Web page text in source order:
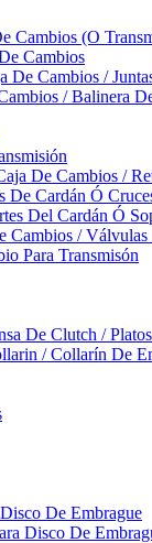
Cambios (O
Cambios
De Cambios /
/ Balinera
De Cambios /
De Cardán Ó
Del Cardán Ó
Cambios /
Para Transmisón
De Clutch /
/ Collarín De
De Embrague
Disco De